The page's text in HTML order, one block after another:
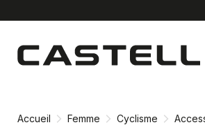
contenu
Accueil Femme Cyclisme